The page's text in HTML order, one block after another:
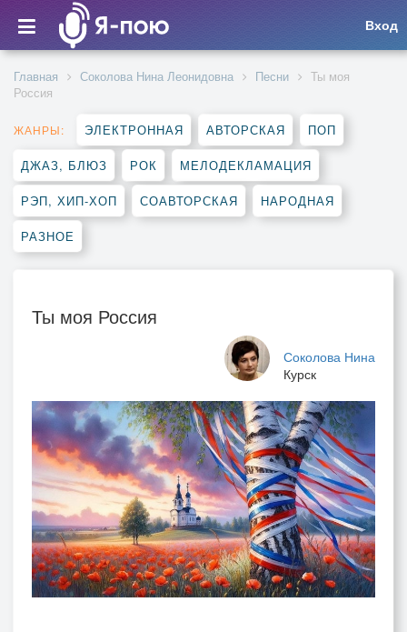
Вход
Главная Соколова Нина Леонидовна Песни
Ты моя
Россия
ЖАНРЫ: ЭЛЕКТРОННАЯ АВТОРСКАЯ ПОП
ДЖАЗ, БЛЮЗ РОК МЕЛОДЕКЛАМАЦИЯ
РЭП, ХИП-ХОП СОАВТОРСКАЯ НАРОДНАЯ
РАЗНОЕ
Ты моя Россия
Соколова Нина
Курск